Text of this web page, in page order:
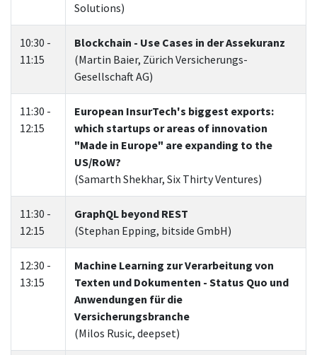
Solutions)
10:30 -
11:15
Blockchain - Use Cases in der Assekuranz
(Martin Baier, Zürich Versicherungs-
Gesellschaft AG)
11:30 -
12:15
European InsurTech's biggest exports:
which startups or areas of innovation
"Made in Europe" are expanding to the
US/RoW?
(Samarth Shekhar, Six Thirty Ventures)
11:30 -
12:15
GraphQL beyond REST
(Stephan Epping, bitside GmbH)
12:30 -
13:15
Machine Learning zur Verarbeitung von
Texten und Dokumenten - Status Quo und
Anwendungen für die
Versicherungsbranche
(Milos Rusic, deepset)